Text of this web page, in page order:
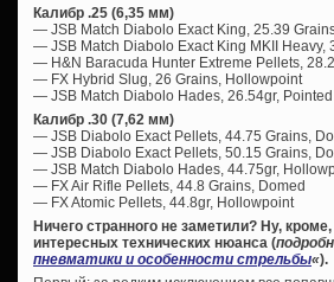
Калибр .25 (6,35 мм)
— JSB Match Diabolo Exact King, 25.39
— JSB Match Diabolo Exact King MKII Heavy,
— H&N Baracuda Hunter Extreme Pellets,
— FX Hybrid Slug, 26 Grains, Hollowpoint
— JSB Match Diabolo Hades, 26.54gr, Pointed
Калибр .30 (7,62 мм)
— JSB Diabolo Exact Pellets, 44.75 Grains,
— JSB Diabolo Exact Pellets, 50.15 Grains,
— JSB Match Diabolo Hades, 44.75gr,
— FX Air Rifle Pellets, 44.8 Grains, Domed
— FX Atomic Pellets, 44.8gr, Hollowpoint
Ничего странного не заметили? Ну,
интересных технических нюанса (
пневматики и особенности стрельбы«).